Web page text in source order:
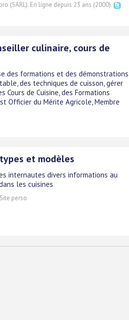
(SARL). En ligne depuis 23 ans (2000).
culinaire, cours de
des formations et des démonstrations
des techniques de cuisson, gérer
Cours de Cuisine, des Formations
Officier du Mérite Agricole, Membre
et modèles
internautes divers informations au
les cuisines
perso